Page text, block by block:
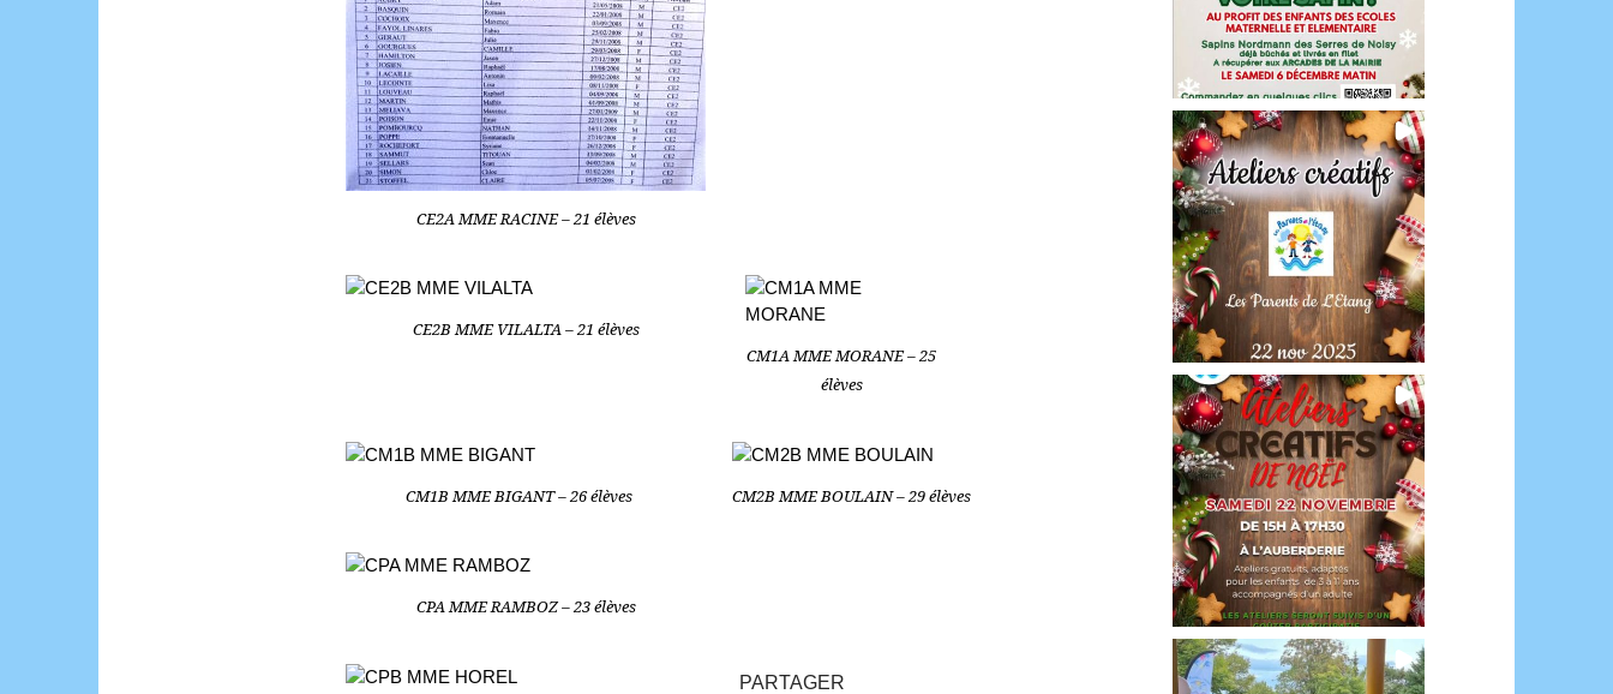
CE2A MME RACINE – 21 élèves
CE2B MME VILALTA – 21 élèves
CM1A MME MORANE – 25
élèves
CM1B MME BIGANT – 26 élèves CM2B MME BOULAIN – 29 élèves
CPA MME RAMBOZ – 23 élèves
PARTAGER